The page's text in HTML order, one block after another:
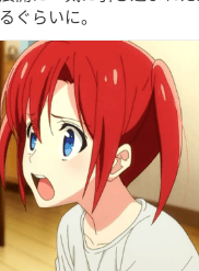
ぐらいに。